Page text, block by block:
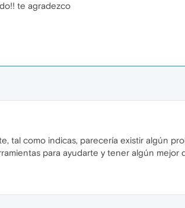
te agradezco
tal como indicas, parecería existir algún
para ayudarte y tener algún mejor